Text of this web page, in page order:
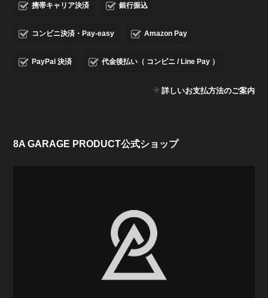
携帯キャリア決済 銀行振込
コンビニ決済・Pay-easy Amazon Pay
PayPal 決済 代金後払い（ コンビニ / Line Pay ）
詳しいお支払方法のご案内
8A GARAGE PRODUCT公式ショップ